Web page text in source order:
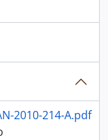
2010-214-A.pdf